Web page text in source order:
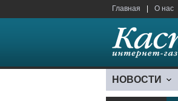
Главная О нас
НОВОСТИ